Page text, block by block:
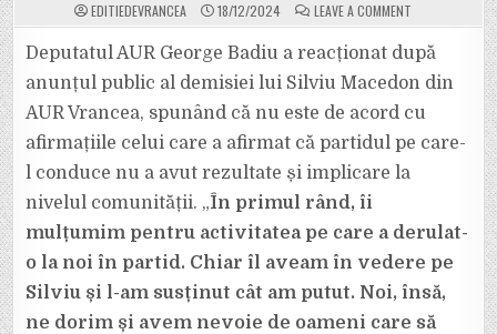
EDITIEDEVRANCEA 18/12/2024 LEAVE A COMMENT
REPLICA
BADIU
PENTRU
SILVIU
MACEDON:
VRANCEA
FOST
TURUL
AL
ȘI
PE
LOCUL
Deputatul AUR George Badiu a reacționat după
anunțul public al demisiei lui Silviu Macedon din
AUR Vrancea, spunând că nu este de acord cu
afirmațiile celui care a afirmat că partidul pe care-
l conduce nu a avut rezultate și implicare la
nivelul comunității. „În primul rând, îi
mulțumim pentru activitatea pe care a derulat-
o la noi în partid. Chiar îl aveam în vedere pe
Silviu și l-am susținut cât am putut. Noi, însă,
ne dorim și avem nevoie de oameni care să